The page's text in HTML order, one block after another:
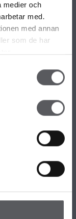
medier och
med.
med annan
som de har